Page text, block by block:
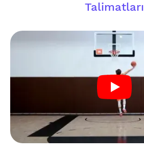
Talimatları